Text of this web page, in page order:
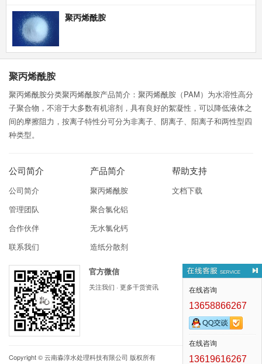
聚丙烯酰胺
聚丙烯酰胺
聚丙烯酰胺分类聚丙烯酰胺产品简介：聚丙烯酰胺（PAM）为水溶性高分
子聚合物，不溶于大多数有机溶剂，具有良好的絮凝性，可以降低液体之
间的摩擦阻力，按离子特性分可分为非离子、阴离子、阳离子和两性型四
种类型。
公司简介
公司简介
管理团队
合作伙伴
联系我们
产品简介
聚丙烯酰胺
聚合氯化铝
无水氯化钙
造纸分散剂
帮助支持
文档下载
官方微信
关注我们 · 更多干货资讯
Copyright ©云南淼淳水处理科技有限公司 版权所有
在线咨询
13658866267
在线咨询
13619616267